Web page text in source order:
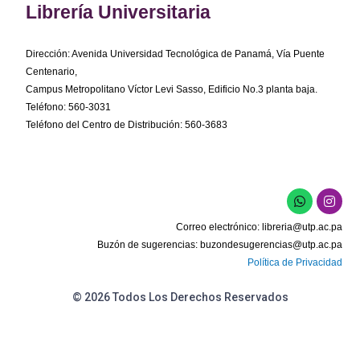
Librería Universitaria
Dirección: Avenida Universidad Tecnológica de Panamá, Vía Puente
Centenario,
Campus Metropolitano Víctor Levi Sasso, Edificio No.3 planta baja.
Teléfono: 560-3031
Teléfono del Centro de Distribución: 560-3683
W
h
a
t
s
a
I
n
t
a
g
Correo electrónico: libreria@utp.ac.pa
Buzón de sugerencias: buzondesugerencias@utp.ac.pa
Política de Privacidad
© 2026 Todos Los Derechos Reservados